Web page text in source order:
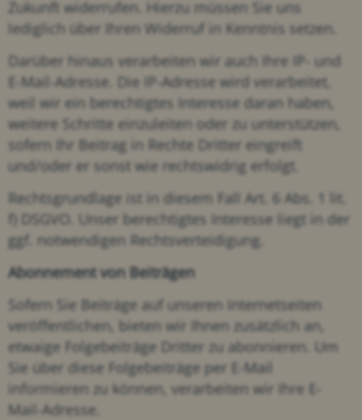
Zukunft widerrufen. Hierzu müssen Sie uns
lediglich über Ihren Widerruf in Kenntnis setzen.
Darüber hinaus verarbeiten wir auch Ihre IP- und
E-Mail-Adresse. Die IP-Adresse wird verarbeitet,
weil wir ein berechtigtes Interesse daran haben,
weitere Schritte einzuleiten oder zu unterstützen,
sofern Ihr Beitrag in Rechte Dritter eingreift
und/oder er sonst wie rechtswidrig erfolgt.
Rechtsgrundlage ist in diesem Fall Art. 6 Abs. 1 lit.
f) DSGVO. Unser berechtigtes Interesse liegt in der
ggf. notwendigen Rechtsverteidigung.
Abonnement von Beiträgen
Sofern Sie Beiträge auf unseren Internetseiten
veröffentlichen, bieten wir Ihnen zusätzlich an,
etwaige Folgebeiträge Dritter zu abonnieren. Um
Sie über diese Folgebeiträge per E-Mail
informieren zu können, verarbeiten wir Ihre E-
Mail-Adresse.